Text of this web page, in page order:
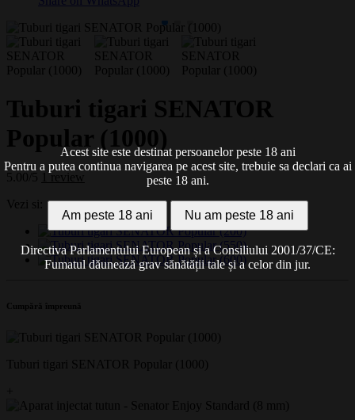
Tuburi tigari SENATOR
Popular (1000)
5.00/5
1 review
Vezi si:
Cumpără împreună
Tuburi tigari SENATOR Popular (1000)
+
Acest site este destinat persoanelor peste 18 ani
Pentru a putea continua navigarea pe acest site, trebuie sa declari ca ai
peste 18 ani.
Am peste 18 ani Nu am peste 18 ani
Directiva Parlamentului European și a Consiliului 2001/37/CE:
Fumatul dăunează grav sănătății tale și a celor din jur.